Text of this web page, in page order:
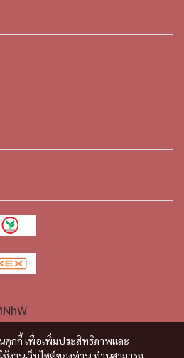
คุกกี้ เพื่อเพิ่มประสิทธิภาพและ
งานเว็บไซต์ของท่าน ท่านสามารถ